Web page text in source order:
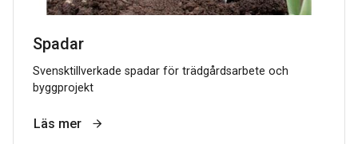
Spadar
Svensktillverkade spadar för trädgårdsarbete och
byggprojekt
Läs mer